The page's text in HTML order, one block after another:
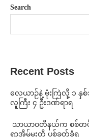
Search
Recent Posts
လေယာဉ်နဲ့ ဗုံးကြဲလို့ ၁ နှ
လူကြီး ၄ ဦးဒဏ်ရာရ
သာယာဝတီနယ်က စစ်တပ်
ရာအိမ်မှူးတို့ ပစ်ခတ်ခံရ